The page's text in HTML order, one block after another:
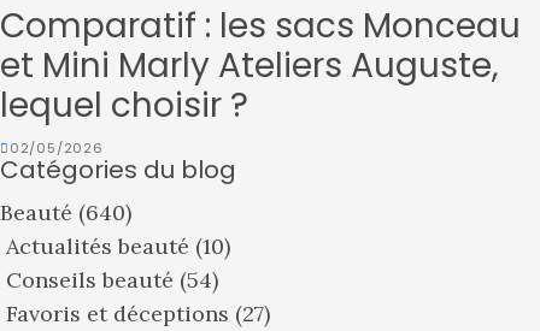
Comparatif : les sacs Monceau
et Mini Marly Ateliers Auguste,
lequel choisir ?
02/05/2026
Catégories du blog
Beauté (640)
Actualités beauté (10)
Conseils beauté (54)
Favoris et déceptions (27)